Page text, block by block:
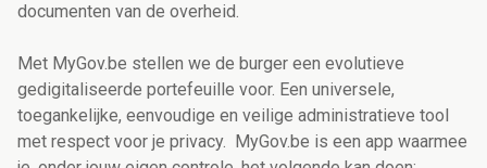
documenten van de overheid.
Met MyGov.be stellen we de burger een evolutieve
gedigitaliseerde portefeuille voor. Een universele,
toegankelijke, eenvoudige en veilige administratieve tool
met respect voor je privacy. MyGov.be is een app waarmee